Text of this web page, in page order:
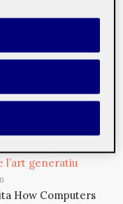
expose what
threshold, the
and the
a system into
l’art generatiu
How Computers